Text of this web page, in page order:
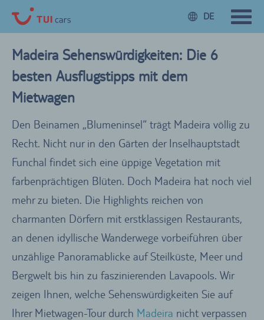
DE
Madeira Sehenswürdigkeiten: Die 6
besten Ausflugstipps mit dem
Mietwagen
Den Beinamen „Blumeninsel“ trägt Madeira völlig zu
Recht. Nicht nur in den Gärten der Inselhauptstadt
Funchal findet sich eine üppige Vegetation mit
farbenprächtigen Blüten. Doch Madeira hat noch viel
mehr zu bieten. Die Highlights reichen von
charmanten Dörfern mit erstklassigen Restaurants,
an denen idyllische Wanderwege vorbeiführen über
unzählige Panoramablicke auf Steilküste, Meer und
Bergwelt bis hin zu faszinierenden Lavapools. Wir
zeigen Ihnen, welche Sehenswürdigkeiten Sie auf
Ihrer Mietwagen-Tour durch Madeira nicht verpassen